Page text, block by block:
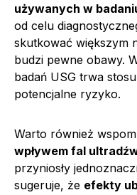
używanych w
od celu
skutkować większym
budzi pewne obawy.
badań USG trwa
potencjalne ryzyko.
Warto również
wpływem fal
przyniosły
sugeruje, że efekty